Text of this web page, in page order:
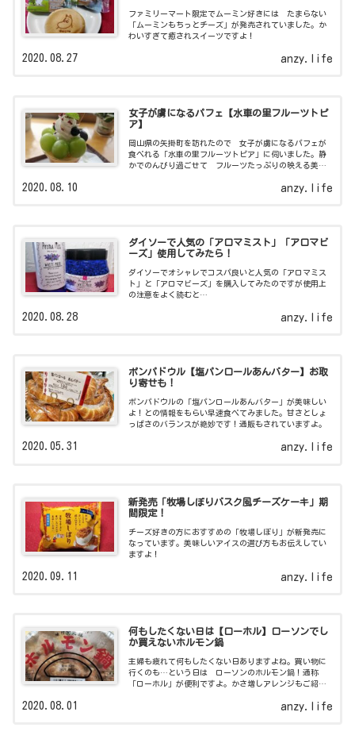
ファミリーマート限定でムーミン好きには たまらない
「ムーミンもちっとチーズ」が発売されていました。か
わいすぎて癒されスイーツですよ！
anzy.life
2020.08.27
女子が虜になるパフェ【水車の里フルーツトピ
ア】
岡山県の矢掛町を訪れたので 女子が虜になるパフェが
食べれる「水車の里フルーツトピア」に伺いました。静
かでのんびり過ごせて フルーツたっぷりの映える美味
anzy.life
2020.08.10
ダイソーで人気の「アロマミスト」「アロマビ
ーズ」使用してみたら！
ダイソーでオシャレでコスパ良いと人気の「アロマミス
ト」と「アロマビーズ」を購入してみたのですが使用上
の注意をよく読むと…
anzy.life
2020.08.28
ポンパドウル【塩パンロールあんバター】お取
り寄せも！
ポンパドウルの「塩パンロールあんバター」が美味しい
よ！との情報をもらい早速食べてみました。甘さとしょ
っぱさのバランスが絶妙です！通販もされていますよ。
anzy.life
2020.05.31
新発売「牧場しぼりバスク風チーズケーキ」期
間限定！
チーズ好きの方におすすめの「牧場しぼり」が新発売に
なっています。美味しいアイスの選び方もお伝えしてい
ますよ！
anzy.life
2020.09.11
何もしたくない日は【ローホル】ローソンでし
か買えないホルモン鍋
主婦も疲れて何もしたくない日ありますよね。買い物に
行くのも…という日は ローソンのホルモン鍋！通称
「ローホル」が便利ですよ。かさ増しアレンジもご紹
anzy.life
2020.08.01